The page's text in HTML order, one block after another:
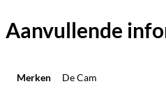
Aanvullende
Merken De Cam